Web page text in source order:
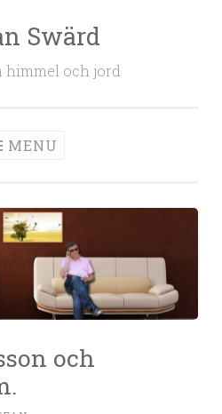
Swärd
himmel och jord
MENU
och